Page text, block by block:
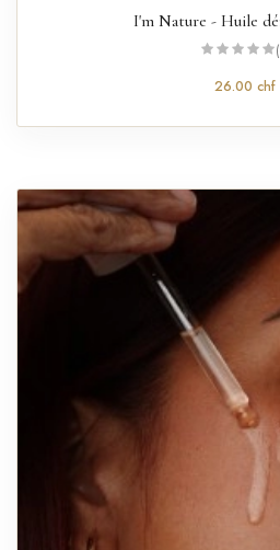
I'm Nature - Huile
26.00 chf